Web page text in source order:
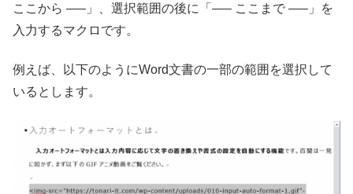
ここから —–」、選択範囲の後に「—– ここまで —–」を
入力するマクロです。
例えば、以下のようにWord文書の一部の範囲を選択して
いるとします。